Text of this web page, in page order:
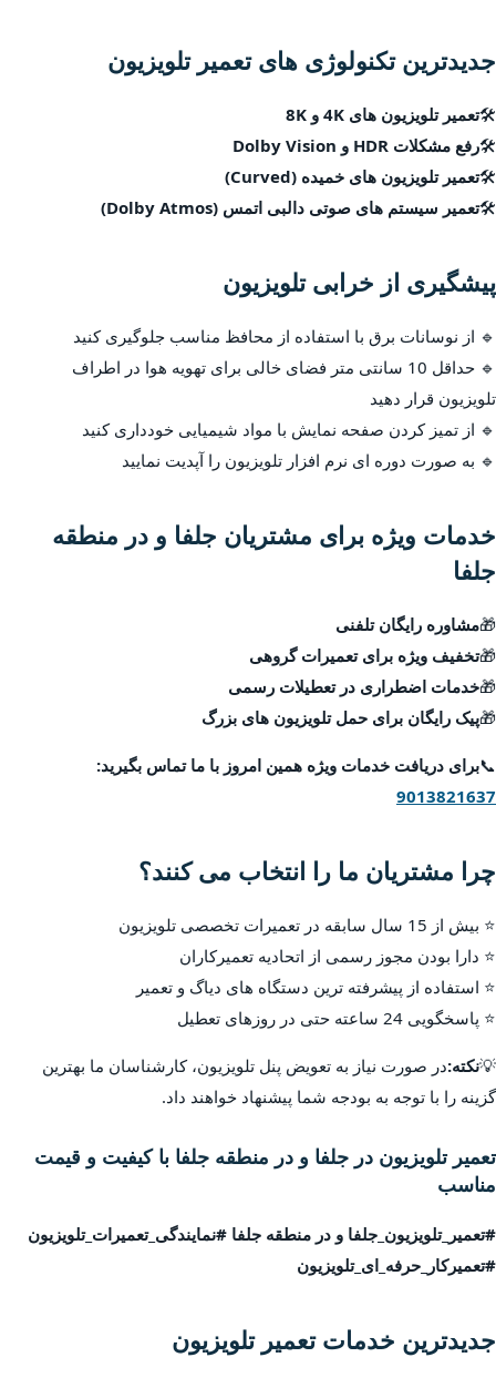
جدیدترین تکنولوژی های تعمیر تلویزیون
🛠تعمیر تلویزیون های 4K و 8K
🛠رفع مشکلات HDR و Dolby Vision
🛠تعمیر تلویزیون های خمیده (Curved)
🛠تعمیر سیستم های صوتی دالبی اتمس (Dolby Atmos)
پیشگیری از خرابی تلویزیون
🔹 از نوسانات برق با استفاده از محافظ مناسب جلوگیری کنید
🔹 حداقل 10 سانتی متر فضای خالی برای تهویه هوا در اطراف
تلویزیون قرار دهید
🔹 از تمیز کردن صفحه نمایش با مواد شیمیایی خودداری کنید
🔹 به صورت دوره ای نرم افزار تلویزیون را آپدیت نمایید
خدمات ویژه برای مشتریان جلفا و در منطقه
جلفا
🎁مشاوره رایگان تلفنی
🎁تخفیف ویژه برای تعمیرات گروهی
🎁خدمات اضطراری در تعطیلات رسمی
🎁پیک رایگان برای حمل تلویزیون های بزرگ
📞برای دریافت خدمات ویژه همین امروز با ما تماس بگیرید:
9013821637
چرا مشتریان ما را انتخاب می کنند؟
⭐ بیش از 15 سال سابقه در تعمیرات تخصصی تلویزیون
⭐ دارا بودن مجوز رسمی از اتحادیه تعمیرکاران
⭐ استفاده از پیشرفته ترین دستگاه های دیاگ و تعمیر
⭐ پاسخگویی 24 ساعته حتی در روزهای تعطیل
💡نکته:در صورت نیاز به تعویض پنل تلویزیون، کارشناسان ما بهترین
گزینه را با توجه به بودجه شما پیشنهاد خواهند داد.
تعمیر تلویزیون در جلفا و در منطقه جلفا با کیفیت و قیمت
مناسب
#تعمیر_تلویزیون_جلفا و در منطقه جلفا #نمایندگی_تعمیرات_تلویزیون
#تعمیرکار_حرفه_ای_تلویزیون
جدیدترین خدمات تعمیر تلویزیون